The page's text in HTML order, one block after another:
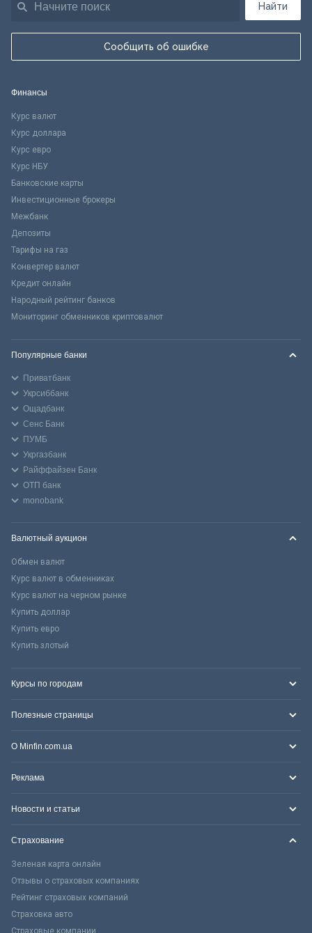
Найти
Сообщить об ошибке
Финансы
Курс валют
Курс доллара
Курс евро
Курс НБУ
Банковские карты
Инвестиционные брокеры
Межбанк
Депозиты
Тарифы на газ
Конвертер валют
Кредит онлайн
Народный рейтинг банков
Мониторинг обменников криптовалют
Популярные банки
Приватбанк
Укрсиббанк
Ощадбанк
Сенс Банк
ПУМБ
Укргазбанк
Райффайзен Банк
ОТП банк
monobank
Валютный аукцион
Обмен валют
Курс валют в обменниках
Курс валют на черном рынке
Купить доллар
Купить евро
Купить злотый
Курсы по городам
Полезные страницы
О Minfin.com.ua
Реклама
Новости и статьи
Страхование
Зеленая карта онлайн
Отзывы о страховых компаниях
Рейтинг страховых компаний
Страховка авто
Страховые компании